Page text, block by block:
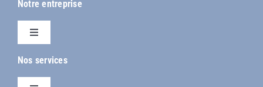
Notre entreprise
Toggle
Entreprise
Nos services